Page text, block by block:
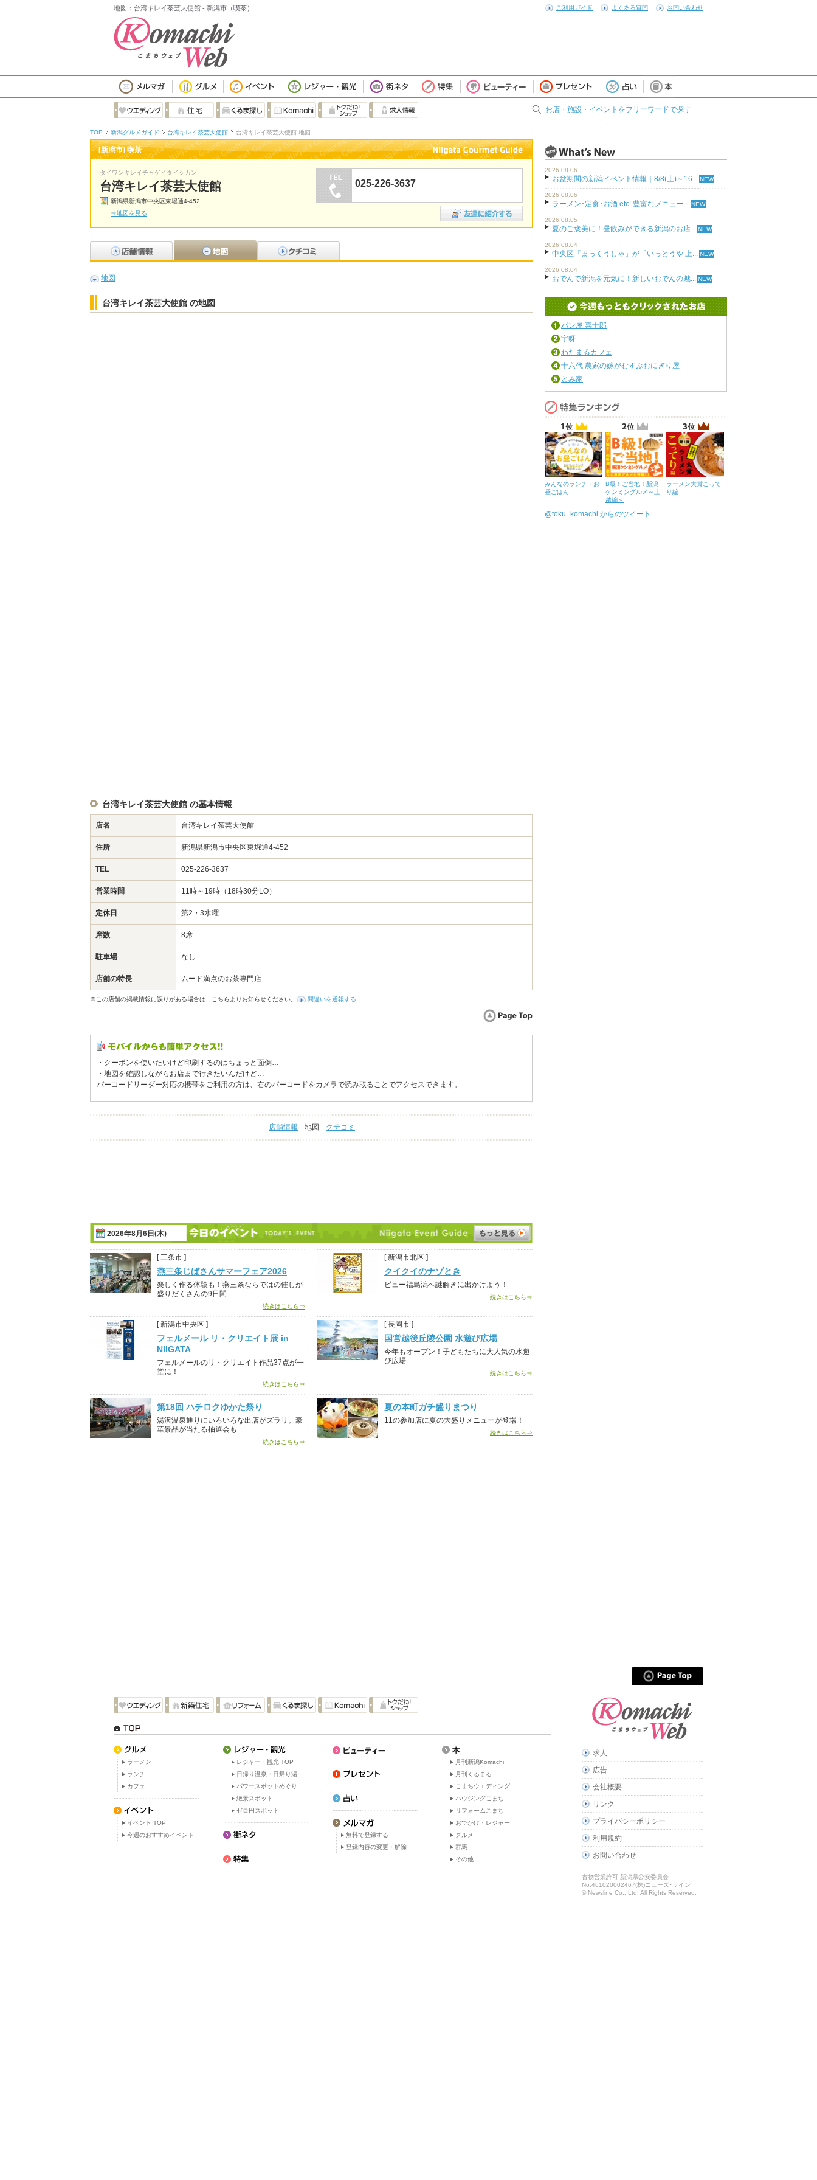
地図：台湾キレイ茶芸大使館 - 新潟市（喫茶） ご利用ガイド よくある質問 お問い合わせ
お店・施設・イベントをフリーワードで探す
TOP 新潟グルメガイド 台湾キレイ茶芸大使館 台湾キレイ茶芸大使館 地図
[新潟市] 喫茶
タイワンキレイチャゲイタイシカン
台湾キレイ茶芸大使館
新潟県新潟市中央区東堀通4-452
⇒地図を見る
025-226-3637
地図
台湾キレイ茶芸大使館 の地図
台湾キレイ茶芸大使館 の基本情報
店名 台湾キレイ茶芸大使館
住所 新潟県新潟市中央区東堀通4-452
TEL 025-226-3637
営業時間 11時～19時（18時30分LO）
定休日 第2・3水曜
席数 8席
駐車場 なし
店舗の特長 ムード満点のお茶専門店
※この店舗の掲載情報に誤りがある場合は、こちらよりお知らせください。 間違いを通報する
・クーポンを使いたいけど印刷するのはちょっと面倒…
・地図を確認しながらお店まで行きたいんだけど…
バーコードリーダー対応の携帯をご利用の方は、右のバーコードをカメラで読み取ることでアクセスできます。
店舗情報 地図 クチコミ
2026年8月6日(木)
[ 三条市 ]
燕三条じばさんサマーフェア2026
楽しく作る体験も！燕三条ならではの催しが
盛りだくさんの9日間
続きはこちら⇒
[ 新潟市北区 ]
クイクイのナゾとき
ビュー福島潟へ謎解きに出かけよう！
続きはこちら⇒
[ 新潟市中央区 ]
フェルメール リ・クリエイト展 in
NIIGATA
フェルメールのリ・クリエイト作品37点が一
堂に！
続きはこちら⇒
[ 長岡市 ]
国営越後丘陵公園 水遊び広場
今年もオープン！子どもたちに大人気の水遊
び広場
続きはこちら⇒
第18回 ハチロクゆかた祭り
湯沢温泉通りにいろいろな出店がズラリ。豪
華景品が当たる抽選会も
続きはこちら⇒
夏の本町ガチ盛りまつり
11の参加店に夏の大盛りメニューが登場！
続きはこちら⇒
2026.08.06
お盆期間の新潟イベント情報｜8/8(土)～16...
2026.08.06
ラーメン･定食･お酒 etc. 豊富なメニュー...
2026.08.05
夏のご褒美に！昼飲みができる新潟のお店...
2026.08.04
中央区「まっくうしゃ」が「いっとうや 上...
2026.08.04
おでんで新潟を元気に！新しいおでんの魅...
パン屋 喜十郎
宇呀
わたまるカフェ
十六代 農家の嫁がむすぶおにぎり屋
とみ家
みんなのランチ・お
昼ごはん
B級！ご当地！新潟
ケンミングルメ～上
越編～
ラーメン大賞こって
り編
@toku_komachi からのツイート
ラーメン
ランチ
カフェ
イベント TOP
今週のおすすめイベント
レジャー・観光 TOP
日帰り温泉・日帰り湯
パワースポットめぐり
絶景スポット
ゼロ円スポット
無料で登録する
登録内容の変更・解除
月刊新潟Komachi
月刊くるまる
こまちウエディング
ハウジングこまち
リフォームこまち
おでかけ・レジャー
グルメ
群馬
その他
求人
広告
会社概要
リンク
プライバシーポリシー
利用規約
お問い合わせ
古物営業許可 新潟県公安委員会
No.461020002467(株)ニューズ･ライン
© Newsline Co., Ltd. All Rights Reserved.